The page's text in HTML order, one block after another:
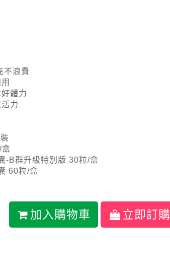
不浪費
體力
力
-B群升級特別版 30粒/盒
60粒/盒
加入購物車 立即訂購